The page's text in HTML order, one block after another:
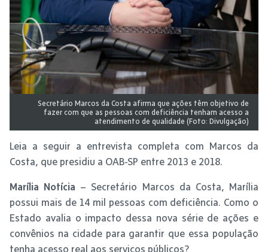
Secretário Marcos da Costa afirma que ações têm objetivo de
fazer com que as pessoas com deficiência tenham acesso a
atendimento de qualidade (Foto: Divulgação)
Leia a seguir a entrevista completa com Marcos da
Costa, que presidiu a OAB-SP entre 2013 e 2018.
Marília Notícia – Secretário Marcos da Costa, Marília
possui mais de 14 mil pessoas com deficiência. Como o
Estado avalia o impacto dessa nova série de ações e
convênios na cidade para garantir que essa população
tenha acesso real aos serviços públicos?